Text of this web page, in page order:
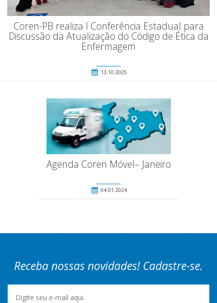
Coren-PB realiza I Conferência Estadual para
Discussão da Atualização do Código de Ética da
Enfermagem
13.10.2025
Agenda Coren Móvel– Janeiro
04.01.2024
Receba nossas novidades! Cadastre-se.